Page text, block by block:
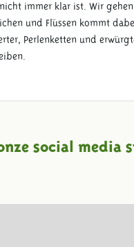
immer klar ist. Wir
und Flüssen kommt
Perlenketten und
social media